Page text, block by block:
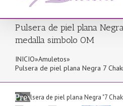
Pulsera de piel plana
medalla simbolo OM
INICIO»Amuletos»
Pulsera de piel plana Negra 7
Previous